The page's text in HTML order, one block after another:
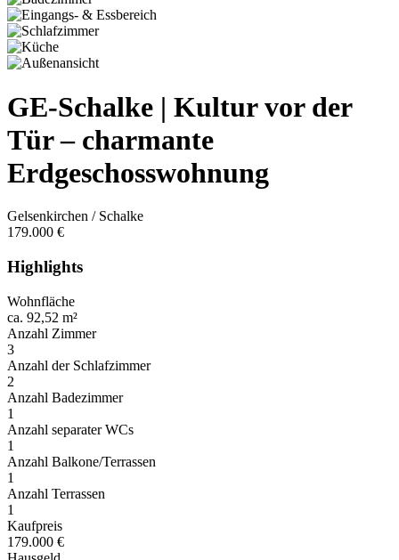
GE-Schalke | Kultur vor der
Tür – charmante
Erdgeschosswohnung
Gelsenkirchen / Schalke
179.000 €
Highlights
Wohnfläche
ca. 92,52 m²
Anzahl Zimmer
3
Anzahl der Schlafzimmer
2
Anzahl Badezimmer
1
Anzahl separater WCs
1
Anzahl Balkone/Terrassen
1
Anzahl Terrassen
1
Kaufpreis
179.000 €